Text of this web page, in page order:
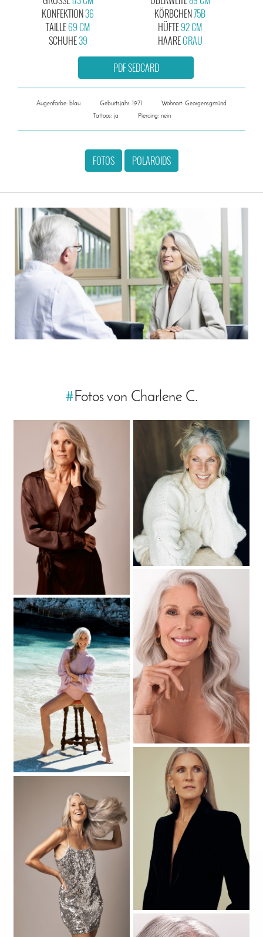
KONFEKTION36
KÖRBCHEN75B
TAILLE69 CM
SCHUHE39
HÜFTE92 CM
HAAREGRAU
PDF SEDCARD
Augenfarbe: blau Geburtsjahr: 1971
Wohnort: Georgensgmünd
Tattoos: ja
Piercing: nein
FOTOS POLAROIDS
#Fotos von Charlene C.